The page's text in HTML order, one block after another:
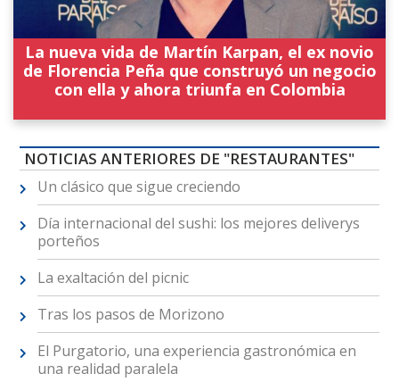
La nueva vida de Martín Karpan, el ex novio
de Florencia Peña que construyó un negocio
con ella y ahora triunfa en Colombia
NOTICIAS ANTERIORES DE "RESTAURANTES"
Un clásico que sigue creciendo
Día internacional del sushi: los mejores deliverys
porteños
La exaltación del picnic
Tras los pasos de Morizono
El Purgatorio, una experiencia gastronómica en
una realidad paralela